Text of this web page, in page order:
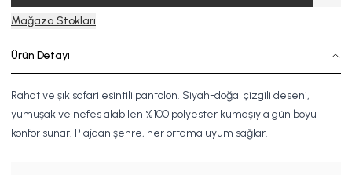
Mağaza Stokları
Ürün Detayı
Rahat ve şık safari esintili pantolon. Siyah-doğal çizgili deseni,
yumuşak ve nefes alabilen %100 polyester kumaşıyla gün boyu
konfor sunar. Plajdan şehre, her ortama uyum sağlar.